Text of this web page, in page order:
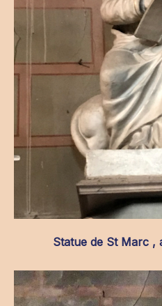
Statue de St Marc ,